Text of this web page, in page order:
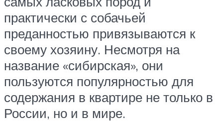
практически с собачьей
преданностью привязываются к
своему хозяину. Несмотря на
название «сибирская», они
пользуются популярностью для
содержания в квартире не только в
России, но и в мире.